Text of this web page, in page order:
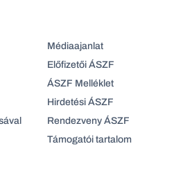
Médiaajanlat
Előfizetői ÁSZF
ÁSZF Melléklet
Hirdetési ÁSZF
Rendezveny ÁSZF
Támogatói tartalom